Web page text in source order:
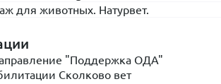
для животных. Натурвет.
"Поддержка ОДА"
Сколково вет